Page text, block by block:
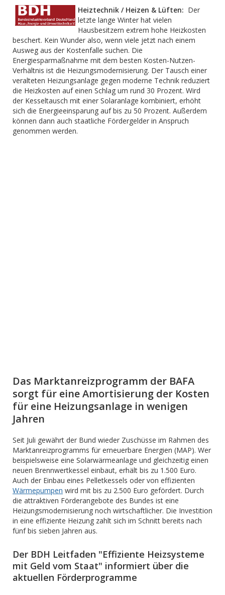
Heiztechnik / Heizen & Lüften: Der
letzte lange Winter hat vielen
Hausbesitzern extrem hohe Heizkosten
beschert. Kein Wunder also, wenn viele jetzt nach einem
Ausweg aus der Kostenfalle suchen. Die
Energiesparmaßnahme mit dem besten Kosten-Nutzen-
Verhältnis ist die Heizungsmodernisierung. Der Tausch einer
veralteten Heizungsanlage gegen moderne Technik reduziert
die Heizkosten auf einen Schlag um rund 30 Prozent. Wird
der Kesseltausch mit einer Solaranlage kombiniert, erhöht
sich die Energieeinsparung auf bis zu 50 Prozent. Außerdem
können dann auch staatliche Fördergelder in Anspruch
genommen werden.
Das Marktanreizprogramm der BAFA
sorgt für eine Amortisierung der Kosten
für eine Heizungsanlage in wenigen
Jahren
Seit Juli gewährt der Bund wieder Zuschüsse im Rahmen des
Marktanreizprogramms für erneuerbare Energien (MAP). Wer
beispielsweise eine Solarwärmeanlage und gleichzeitig einen
neuen Brennwertkessel einbaut, erhält bis zu 1.500 Euro.
Auch der Einbau eines Pelletkessels oder von effizienten
Wärmepumpen wird mit bis zu 2.500 Euro gefördert. Durch
die attraktiven Förderangebote des Bundes ist eine
Heizungsmodernisierung noch wirtschaftlicher. Die Investition
in eine effiziente Heizung zahlt sich im Schnitt bereits nach
fünf bis sieben Jahren aus.
Der BDH Leitfaden "Effiziente Heizsysteme
mit Geld vom Staat" informiert über die
aktuellen Förderprogramme